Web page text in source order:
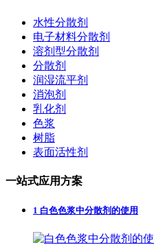
水性分散剂
电子材料分散剂
溶剂型分散剂
分散剂
润湿流平剂
消泡剂
乳化剂
色浆
树脂
表面活性剂
一站式应用方案
1 白色色浆中分散剂的使用